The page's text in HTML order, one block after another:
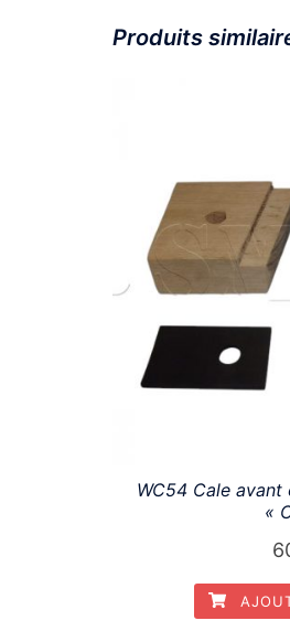
Produits
WC54 Cale
«